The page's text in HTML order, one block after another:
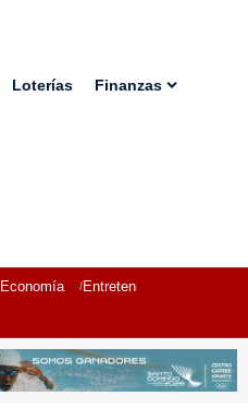
Loterías Finanzas
Economía Entretenimiento